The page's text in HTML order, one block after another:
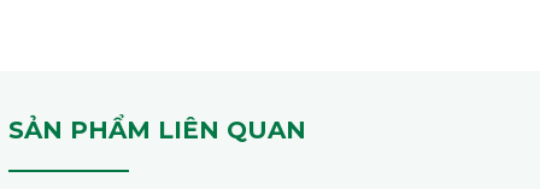
SẢN PHẨM LIÊN QUAN